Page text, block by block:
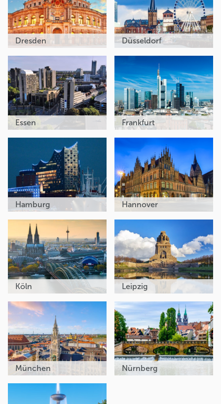
Dresden Düsseldorf
Essen Frankfurt
Hamburg Hannover
Köln Leipzig
München Nürnberg